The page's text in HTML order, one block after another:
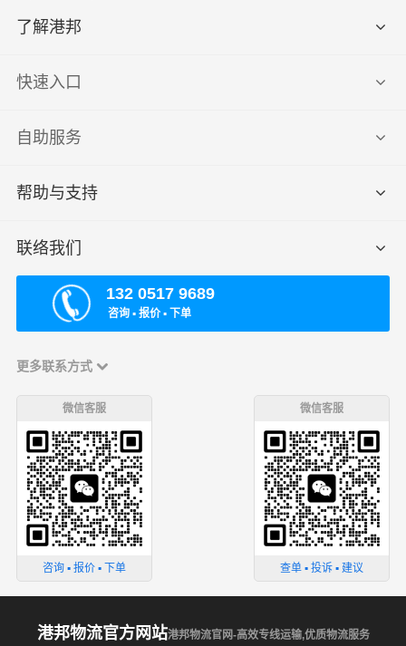
了解港邦
快速入口
自助服务
帮助与支持
联络我们
132 0517 9689
咨询 ▪ 报价 ▪ 下单
更多联系方式
微信客服
咨询 ▪ 报价 ▪ 下单
微信客服
查单 ▪ 投诉 ▪ 建议
港邦物流官方网站港邦物流官网-高效专线运输,优质物流服务